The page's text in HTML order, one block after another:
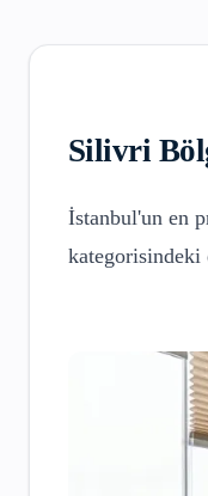
Silivri
İstanbul'un en
kategorisindeki